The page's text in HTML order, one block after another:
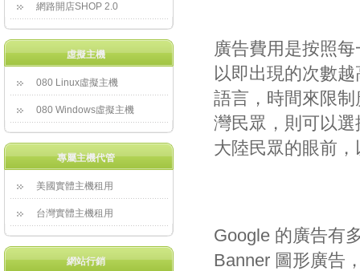
網路開店SHOP 2.0
虛擬主機
080 Linux虛擬主機
080 Windows虛擬主機
專屬主機代管
美國實體主機租用
台灣實體主機租用
網站行銷
廣告費用是按照
以即出現的次數
語言，時間來限
灣民眾，則可以
大陸民眾的眼前
Google 的廣告有
Banner 圖形廣告